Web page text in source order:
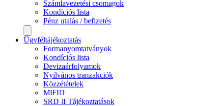
Számlavezetési csomagok
Kondíciós lista
Pénz utalás / befizetés
Ügyféltájékoztatás
Formanyomtatványok
Kondíciós lista
Devizaárfolyamok
Nyilvános tranzakciók
Közzétételek
MiFID
SRD II Tájékoztatások